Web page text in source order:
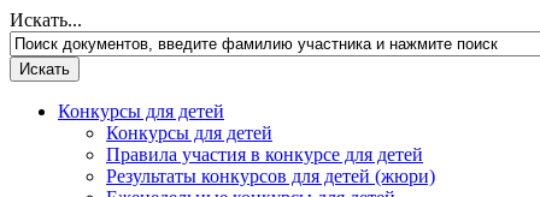
Искать...
Конкурсы для детей
Конкурсы для детей
Правила участия в конкурсе для детей
Результаты конкурсов для детей (жюри)